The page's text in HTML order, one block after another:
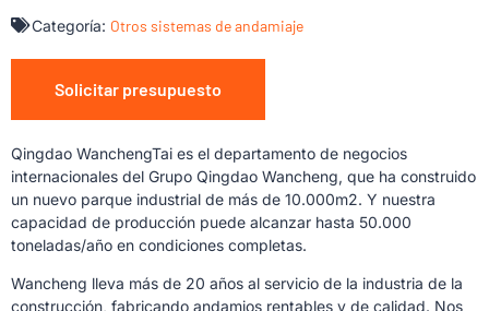
Categoría: Otros sistemas de andamiaje
Solicitar presupuesto
Qingdao WanchengTai es el departamento de negocios
internacionales del Grupo Qingdao Wancheng, que ha construido
un nuevo parque industrial de más de 10.000m2. Y nuestra
capacidad de producción puede alcanzar hasta 50.000
toneladas/año en condiciones completas.
Wancheng lleva más de 20 años al servicio de la industria de la
construcción, fabricando andamios rentables y de calidad. Nos